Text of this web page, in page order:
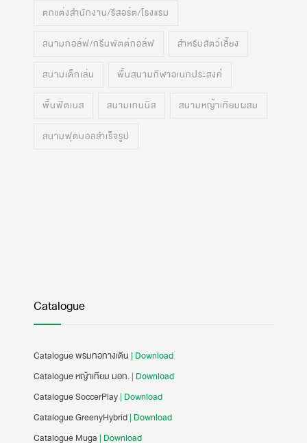
ตกแต่งสำนักงาน/รีสอร์ต/โรงแรม
สนามกอล์ฟ/กรีนพัตต์กอล์ฟ สำหรับสัตว์เลี้ยง
สนามเด็กเล่น พื้นสนามกีฬาอเนกประสงค์
พื้นฟิตเนส สนามเทนนิส สนามหญ้าเทียมผสม
สนามฟุตบอลสำเร็จรูป
Catalogue
Catalogue พรมทอทางเดิน | Download
Catalogue หญ้าเทียม มอก.| Download
Catalogue SoccerPlay| Download
Catalogue GreenyHybrid| Download
Catalogue Muga | Download